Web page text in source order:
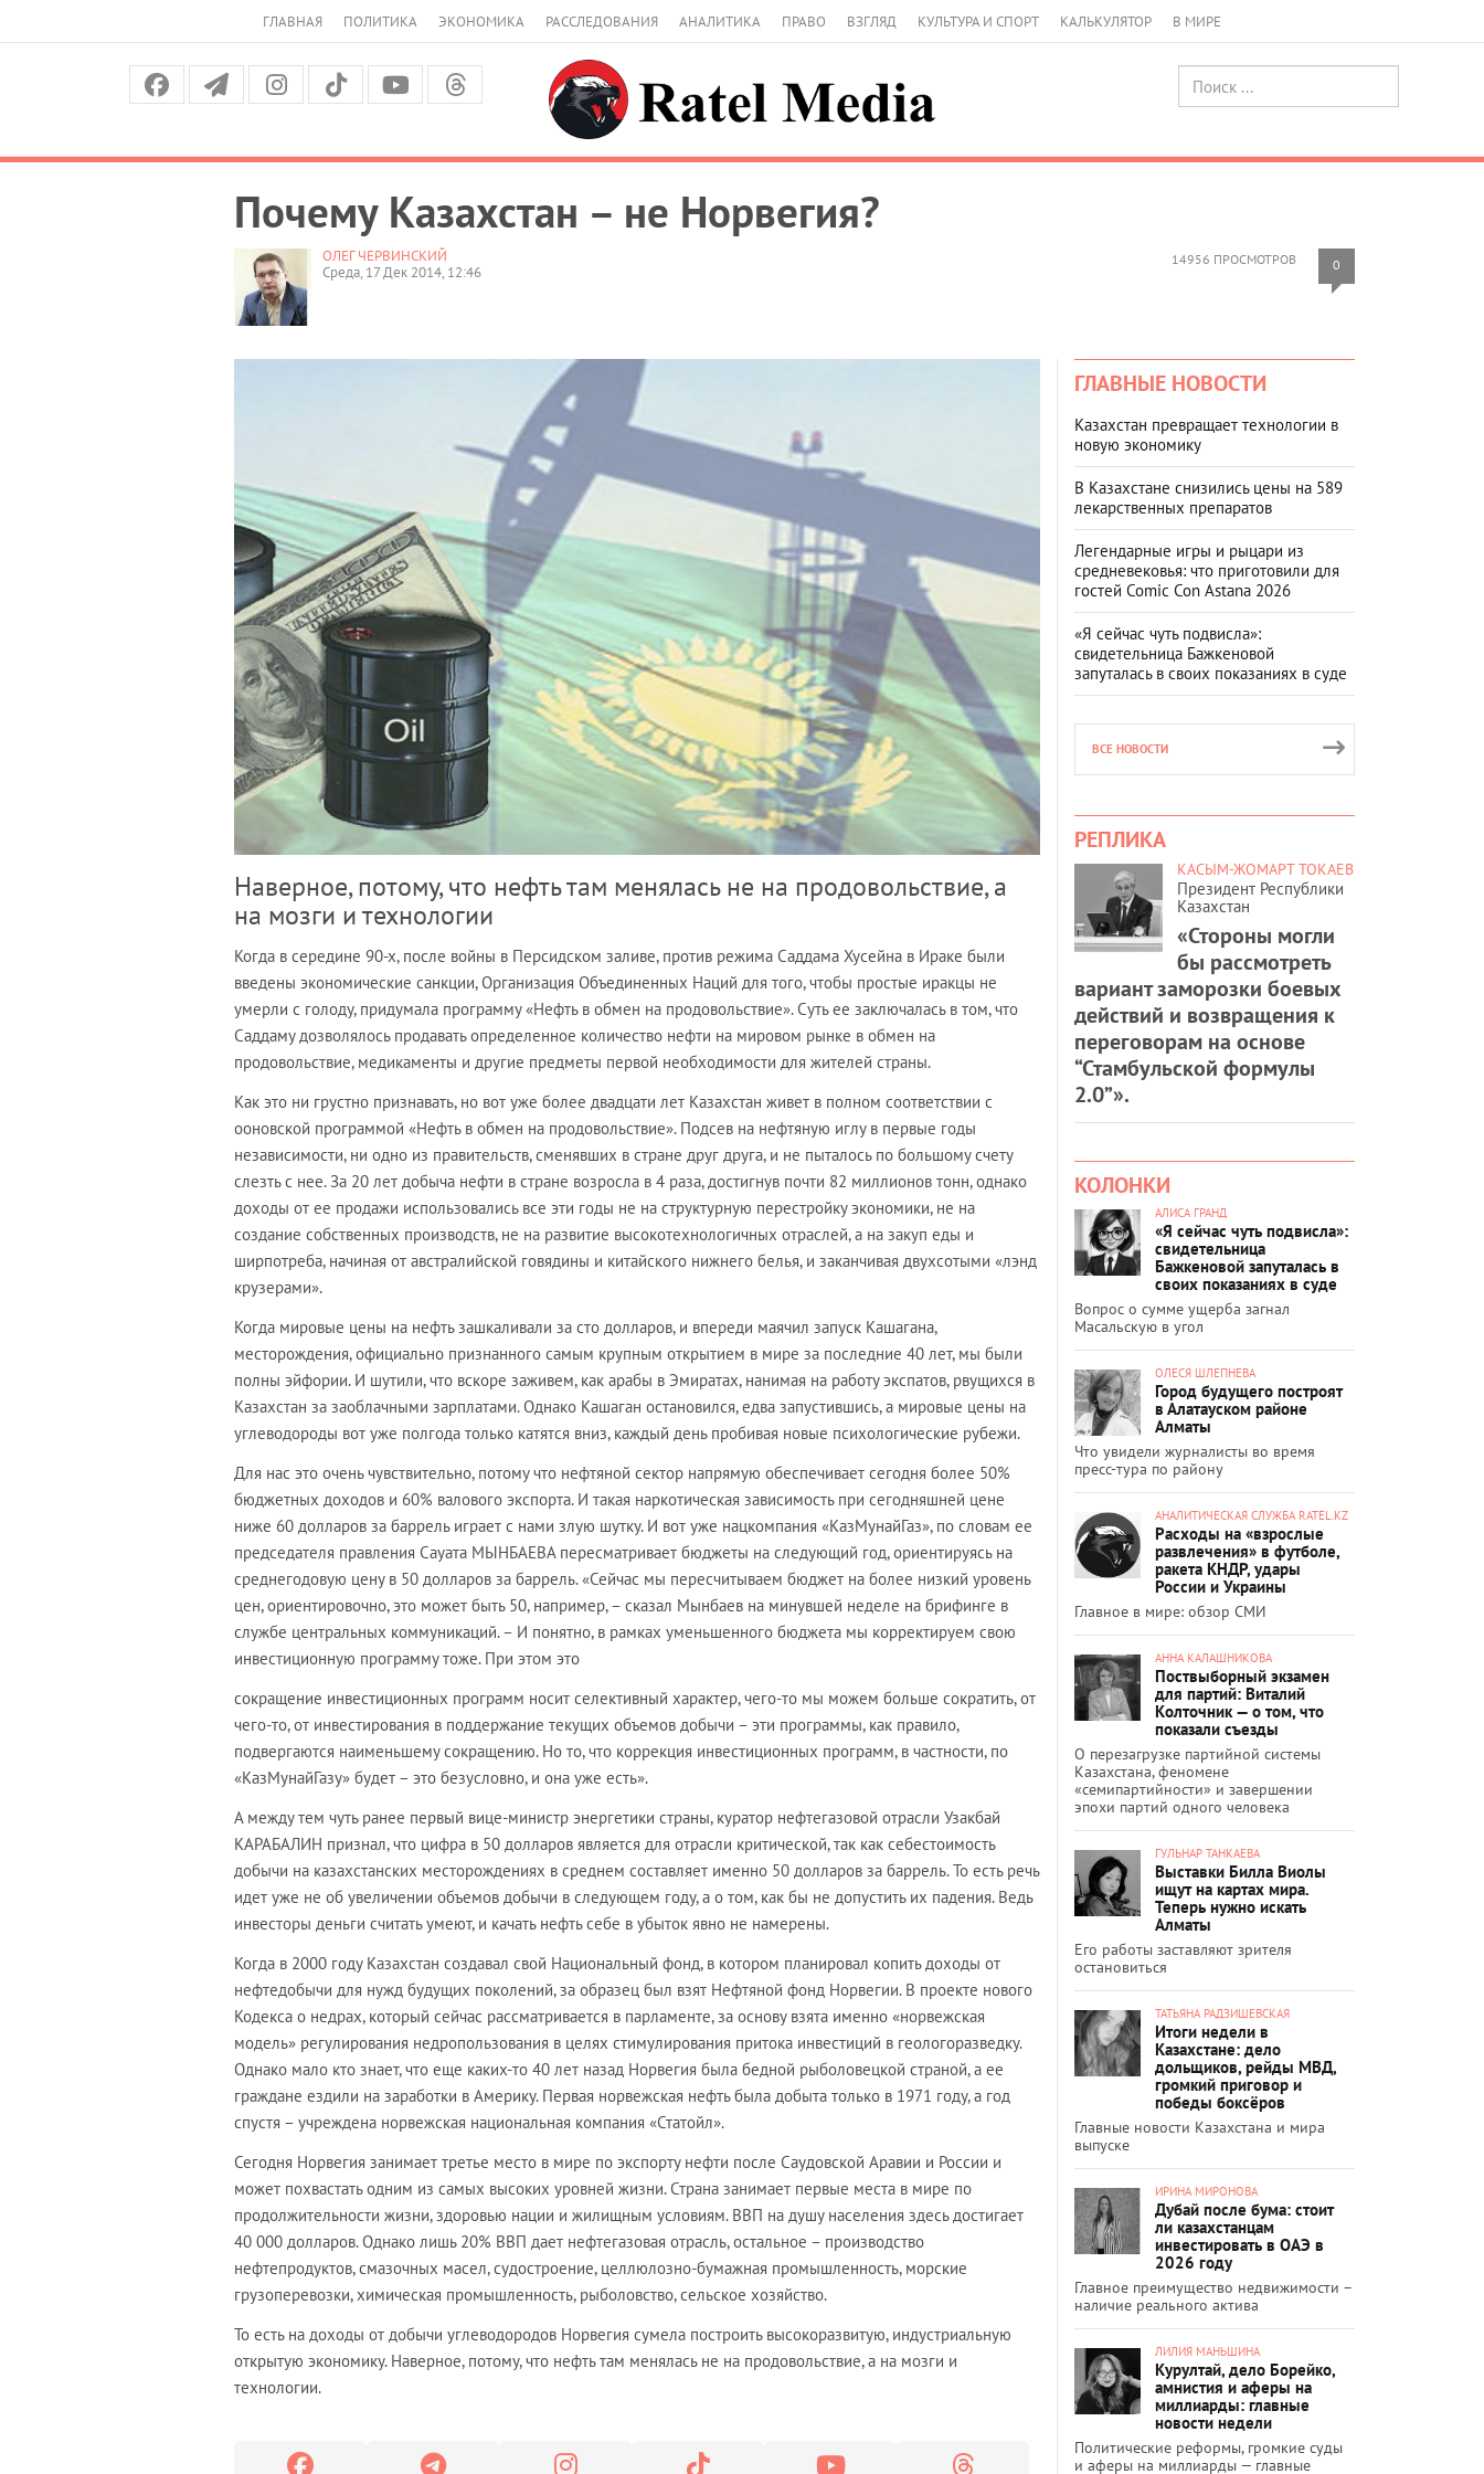
ГЛАВНАЯ ПОЛИТИКА ЭКОНОМИКА РАССЛЕДОВАНИЯ АНАЛИТИКА ПРАВО ВЗГЛЯД КУЛЬТУРА И СПОРТ КАЛЬКУЛЯТОР В МИРЕ
Почему Казахстан – не Норвегия?
14956 ПРОСМОТРОВ 0
ОЛЕГ ЧЕРВИНСКИЙ
Среда, 17 Дек 2014, 12:46
Наверное, потому, что нефть там менялась не на продовольствие, а
на мозги и технологии
Когда в середине 90-х, после войны в Персидском заливе, против режима Саддама Хусейна в Ираке были
введены экономические санкции, Организация Объединенных Наций для того, чтобы простые иракцы не
умерли с голоду, придумала программу «Нефть в обмен на продовольствие». Суть ее заключалась в том, что
Саддаму дозволялось продавать определенное количество нефти на мировом рынке в обмен на
продовольствие, медикаменты и другие предметы первой необходимости для жителей страны.
Как это ни грустно признавать, но вот уже более двадцати лет Казахстан живет в полном соответствии с
ооновской программой «Нефть в обмен на продовольствие». Подсев на нефтяную иглу в первые годы
независимости, ни одно из правительств, сменявших в стране друг друга, и не пыталось по большому счету
слезть с нее. За 20 лет добыча нефти в стране возросла в 4 раза, достигнув почти 82 миллионов тонн, однако
доходы от ее продажи использовались все эти годы не на структурную перестройку экономики, не на
создание собственных производств, не на развитие высокотехнологичных отраслей, а на закуп еды и
ширпотреба, начиная от австралийской говядины и китайского нижнего белья, и заканчивая двухсотыми «лэнд
крузерами».
Когда мировые цены на нефть зашкаливали за сто долларов, и впереди маячил запуск Кашагана,
месторождения, официально признанного самым крупным открытием в мире за последние 40 лет, мы были
полны эйфории. И шутили, что вскоре заживем, как арабы в Эмиратах, нанимая на работу экспатов, рвущихся в
Казахстан за заоблачными зарплатами. Однако Кашаган остановился, едва запустившись, а мировые цены на
углеводороды вот уже полгода только катятся вниз, каждый день пробивая новые психологические рубежи.
Для нас это очень чувствительно, потому что нефтяной сектор напрямую обеспечивает сегодня более 50%
бюджетных доходов и 60% валового экспорта. И такая наркотическая зависимость при сегодняшней цене
ниже 60 долларов за баррель играет с нами злую шутку. И вот уже нацкомпания «КазМунайГаз», по словам ее
председателя правления Сауата МЫНБАЕВА пересматривает бюджеты на следующий год, ориентируясь на
среднегодовую цену в 50 долларов за баррель. «Сейчас мы пересчитываем бюджет на более низкий уровень
цен, ориентировочно, это может быть 50, например, – сказал Мынбаев на минувшей неделе на брифинге в
службе центральных коммуникаций. – И понятно, в рамках уменьшенного бюджета мы корректируем свою
инвестиционную программу тоже. При этом это
сокращение инвестиционных программ носит селективный характер, чего-то мы можем больше сократить, от
чего-то, от инвестирования в поддержание текущих объемов добычи – эти программы, как правило,
подвергаются наименьшему сокращению. Но то, что коррекция инвестиционных программ, в частности, по
«КазМунайГазу» будет – это безусловно, и она уже есть».
А между тем чуть ранее первый вице-министр энергетики страны, куратор нефтегазовой отрасли Узакбай
КАРАБАЛИН признал, что цифра в 50 долларов является для отрасли критической, так как себестоимость
добычи на казахстанских месторождениях в среднем составляет именно 50 долларов за баррель. То есть речь
идет уже не об увеличении объемов добычи в следующем году, а о том, как бы не допустить их падения. Ведь
инвесторы деньги считать умеют, и качать нефть себе в убыток явно не намерены.
Когда в 2000 году Казахстан создавал свой Национальный фонд, в котором планировал копить доходы от
нефтедобычи для нужд будущих поколений, за образец был взят Нефтяной фонд Норвегии. В проекте нового
Кодекса о недрах, который сейчас рассматривается в парламенте, за основу взята именно «норвежская
модель» регулирования недропользования в целях стимулирования притока инвестиций в геологоразведку.
Однако мало кто знает, что еще каких-то 40 лет назад Норвегия была бедной рыболовецкой страной, а ее
граждане ездили на заработки в Америку. Первая норвежская нефть была добыта только в 1971 году, а год
спустя – учреждена норвежская национальная компания «Статойл».
Сегодня Норвегия занимает третье место в мире по экспорту нефти после Саудовской Аравии и России и
может похвастать одним из самых высоких уровней жизни. Страна занимает первые места в мире по
продолжительности жизни, здоровью нации и жилищным условиям. ВВП на душу населения здесь достигает
40 000 долларов. Однако лишь 20% ВВП дает нефтегазовая отрасль, остальное – производство
нефтепродуктов, смазочных масел, судостроение, целлюлозно-бумажная промышленность, морские
грузоперевозки, химическая промышленность, рыболовство, сельское хозяйство.
То есть на доходы от добычи углеводородов Норвегия сумела построить высокоразвитую, индустриальную
открытую экономику. Наверное, потому, что нефть там менялась не на продовольствие, а на мозги и
технологии.
ГЛАВНЫЕ НОВОСТИ
Казахстан превращает технологии в
новую экономику
В Казахстане снизились цены на 589
лекарственных препаратов
Легендарные игры и рыцари из
средневековья: что приготовили для
гостей Comic Con Astana 2026
«Я сейчас чуть подвисла»:
свидетельница Бажкеновой
запуталась в своих показаниях в суде
ВСЕ НОВОСТИ
РЕПЛИКА
КАСЫМ-ЖОМАРТ ТОКАЕВ
Президент Республики
Казахстан
«Стороны могли
бы рассмотреть
вариант заморозки боевых
действий и возвращения к
переговорам на основе
“Стамбульской формулы
2.0”».
КОЛОНКИ
АЛИСА ГРАНД
«Я сейчас чуть подвисла»:
свидетельница
Бажкеновой запуталась в
своих показаниях в суде
Вопрос о сумме ущерба загнал
Масальскую в угол
ОЛЕСЯ ШЛЕПНЕВА
Город будущего построят
в Алатауском районе
Алматы
Что увидели журналисты во время
пресс-тура по району
АНАЛИТИЧЕСКАЯ СЛУЖБА RATEL.KZ
Расходы на «взрослые
развлечения» в футболе,
ракета КНДР, удары
России и Украины
Главное в мире: обзор СМИ
АННА КАЛАШНИКОВА
Поствыборный экзамен
для партий: Виталий
Колточник — о том, что
показали съезды
О перезагрузке партийной системы
Казахстана, феномене
«семипартийности» и завершении
эпохи партий одного человека
ГУЛЬНАР ТАНКАЕВА
Выставки Билла Виолы
ищут на картах мира.
Теперь нужно искать
Алматы
Его работы заставляют зрителя
остановиться
ТАТЬЯНА РАДЗИШЕВСКАЯ
Итоги недели в
Казахстане: дело
дольщиков, рейды МВД,
громкий приговор и
победы боксёров
Главные новости Казахстана и мира
выпуске
ИРИНА МИРОНОВА
Дубай после бума: стоит
ли казахстанцам
инвестировать в ОАЭ в
2026 году
Главное преимущество недвижимости –
наличие реального актива
ЛИЛИЯ МАНЬШИНА
Курултай, дело Борейко,
амнистия и аферы на
миллиарды: главные
новости недели
Политические реформы, громкие суды
и аферы на миллиарды — главные